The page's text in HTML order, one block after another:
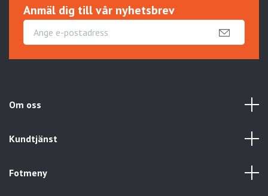
Anmäl dig till vår nyhetsbrev
Om oss
Kundtjänst
Fotmeny